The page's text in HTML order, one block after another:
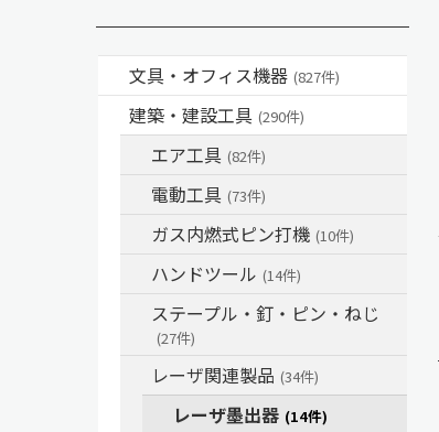
文具・オフィス機器 (827件)
建築・建設工具 (290件)
エア工具 (82件)
電動工具 (73件)
ガス内燃式ピン打機 (10件)
ハンドツール (14件)
ステープル・釘・ピン・ねじ
(27件)
レーザ関連製品 (34件)
レーザ墨出器 (14件)